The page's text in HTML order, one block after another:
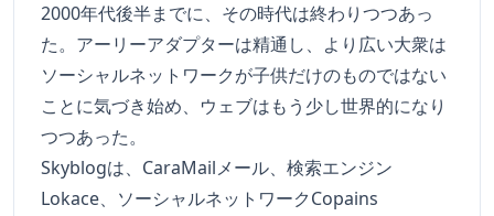
2000年代後半までに、その時代は終わりつつあっ
た。アーリーアダプターは精通し、より広い大衆は
ソーシャルネットワークが子供だけのものではない
ことに気づき始め、ウェブはもう少し世界的になり
つつあった。
Skyblogは、CaraMailメール、検索エンジン
Lokace、ソーシャルネットワークCopains